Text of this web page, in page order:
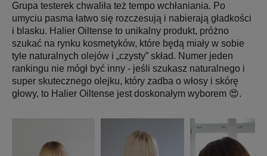
Grupa testerek chwaliła też tempo wchłaniania. Po
umyciu pasma łatwo się rozczesują i nabierają gładkości
i blasku. Halier Oiltense to unikalny produkt, próżno
szukać na rynku kosmetyków, które będą miały w sobie
tyle naturalnych olejów i „czysty” skład. Numer jeden
rankingu nie mógł być inny - jeśli szukasz naturalnego i
super skutecznego olejku, który zadba o włosy i skórę
głowy, to Halier Oiltense jest doskonałym wyborem 😍.